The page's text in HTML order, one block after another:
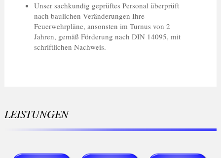
Unser sachkundig geprüftes Personal überprüft
nach baulichen Veränderungen Ihre
Feuerwehrpläne, ansonsten im Turnus von 2
Jahren, gemäß Förderung nach DIN 14095, mit
schriftlichen Nachweis.
LEISTUNGEN